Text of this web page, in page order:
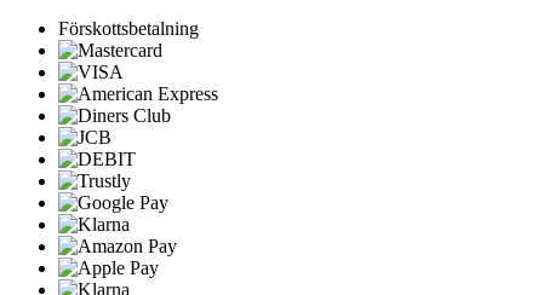
Förskottsbetalning